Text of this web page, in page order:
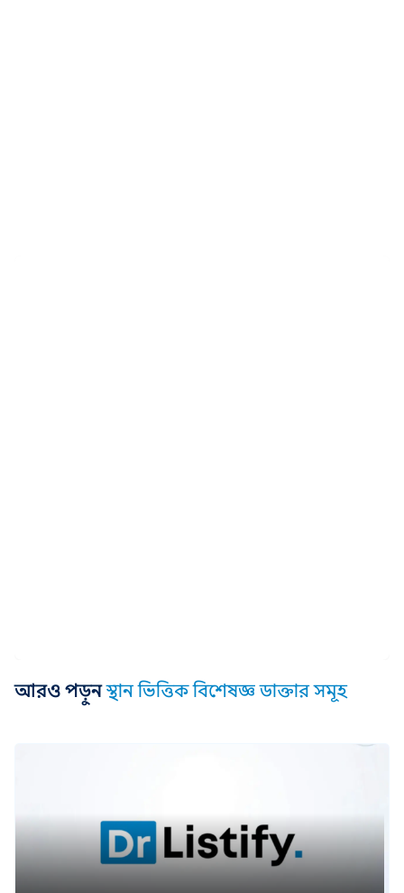
আরও পড়ুন স্থান ভিত্তিক বিশেষজ্ঞ ডাক্তার সমূহ